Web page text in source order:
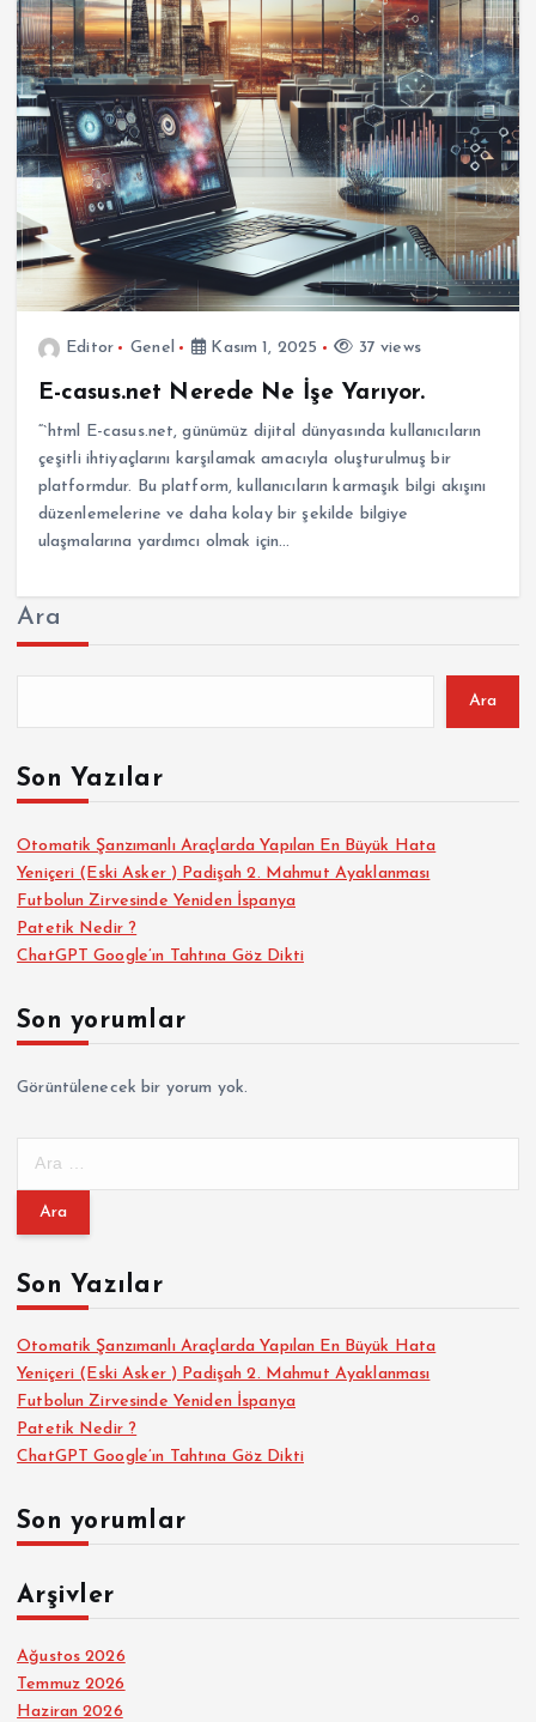
Editor Genel Kasım 1, 2025 37 views
E-casus.net Nerede Ne İşe Yarıyor.
“`html E-casus.net, günümüz dijital dünyasında kullanıcıların
çeşitli ihtiyaçlarını karşılamak amacıyla oluşturulmuş bir
platformdur. Bu platform, kullanıcıların karmaşık bilgi akışını
düzenlemelerine ve daha kolay bir şekilde bilgiye
ulaşmalarına yardımcı olmak için…
Ara
Ara
Son Yazılar
Otomatik Şanzımanlı Araçlarda Yapılan En Büyük Hata
Yeniçeri (Eski Asker ) Padişah 2. Mahmut Ayaklanması
Futbolun Zirvesinde Yeniden İspanya
Patetik Nedir ?
ChatGPT Google’ın Tahtına Göz Dikti
Son yorumlar
Görüntülenecek bir yorum yok.
m
:Son Yazılar
Otomatik Şanzımanlı Araçlarda Yapılan En Büyük Hata
Yeniçeri (Eski Asker ) Padişah 2. Mahmut Ayaklanması
Futbolun Zirvesinde Yeniden İspanya
Patetik Nedir ?
ChatGPT Google’ın Tahtına Göz Dikti
Son yorumlar
Arşivler
Ağustos 2026
Temmuz 2026
Haziran 2026